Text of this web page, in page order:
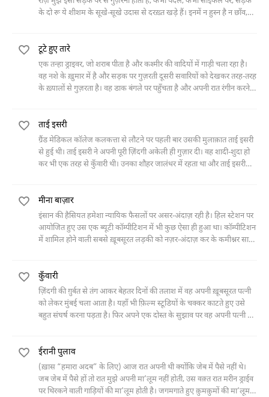
के दो रू ये शीशम के सूखे-सूखे उदास से दरख़्त खड़े हैं। इनमें न हुस्न है न छाँव,
टूटे हुए तारे
एक तन्हा ड्राइवर, जो शराब पीता है और कश्मीर की वादियों में गाड़ी चला रहा है।
वह नशे के ख़ुमार में है और सड़क पर गुज़रती दूसरी सवारियों को देखकर तरह-तरह
के ख़्यालों से गुज़रता है। वह डाक बंगले पर पहुँचता है और अपनी रात रंगीन करने
साथ हमबिस्तरी और उसके बाद की ड्राइवर की कैफ़ियत और सोच को ही इस
कहानी में कहा गया है।
ताई इसरी
ग्रैंड मेडिकल कॉलेज कलकत्ता से लौटने पर पहली बार उसकी मुलाक़ात ताई इसरी
से हुई थी। ताई इसरी ने अपनी पूरी ज़िंदगी अकेली ही गुज़ार दी। वह शादी-शुदा हो
कर भी एक तरह से कुँवारी थी। उनका शौहर जालंधर में रहता था और ताई इसरी
मीना बाज़ार
इंसान की हैसियत हमेशा न्यायिक फैसलों पर असर-अंदाज़ रही है। हिल स्टेशन पर
आयोजित हुए उस एक ब्यूटी कॉम्पीटिशन में भी कुछ ऐसा ही हुआ था। कॉम्पीटिशन
में शामिल होने वाली सबसे ख़ूबसूरत लड़की को नज़र-अंदाज़ कर के कमीश्नर साहब
कुँवारी
ज़िंदगी की ग़ुर्बत से तंग आकर बेहतर दिनों की तलाश में वह अपनी ख़ूबसूरत पत्नी
को लेकर मुंबई चला आता है। यहाँ भी फ़िल्म स्टूडियों के चक्कर काटते हुए उसे
बहुत संघर्ष करना पड़ता है। फिर अपने एक दोस्त के सुझाव पर वह अपनी पत्नी को
ईरानी पुलाव
(ख़ास “हमारा अदब” के लिए) आज रात अपनी थी क्योंकि जेब में पैसे नहीं थे।
जब जेब में पैसे हों तो रात मुझे अपनी मा’लूम नहीं होती, उस वक़्त रात मरीन ड्राईव
पर थिरकने वाली गाड़ियों ​की मा’लूम होती है। जगमगाते हुए क़ुमक़ुमों की मा’लूम